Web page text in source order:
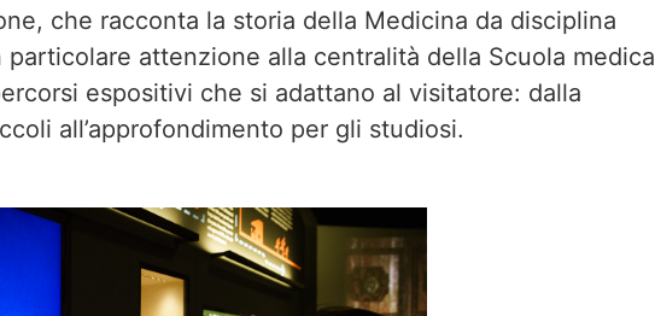
che racconta la storia della Medicina da disciplina
attenzione alla centralità della Scuola medica
espositivi che si adattano al visitatore: dalla
all’approfondimento per gli studiosi.